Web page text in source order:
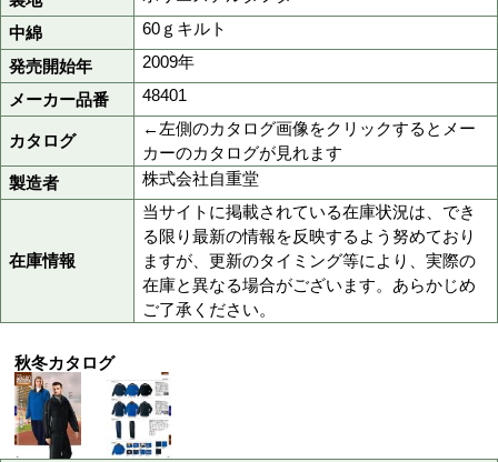
販売価格
5,200円
4Lサイズは6,500円(税抜)
色
011ネービー
サイズ